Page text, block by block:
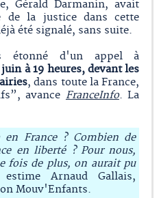
Gérald Darmanin, avait
de la justice dans cette
été signalé, sans suite.
étonné d'un appel à
à 19 heures, devant les
, dans toute la France,
avance FranceInfo. La
en France ? Combien de
en liberté ? Pour nous,
fois de plus, on aurait pu
Arnaud Gallais,
Mouv'Enfants.